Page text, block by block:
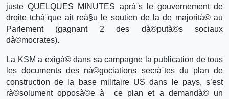
juste QUELQUES MINUTES aprà¨s le gouvernement de
droite tchà¨que ait reà§u le soutien de la de majorità© au
Parlement (gagnant 2 des dà©putà©s sociaux
dà©mocrates).
La KSM a exigà© dans sa campagne la publication de tous
les documents des nà©gociations secrà¨tes du plan de
construction de la base militaire US dans le pays, s’est
rà©solument opposà©e à ce plan et a demandà© un